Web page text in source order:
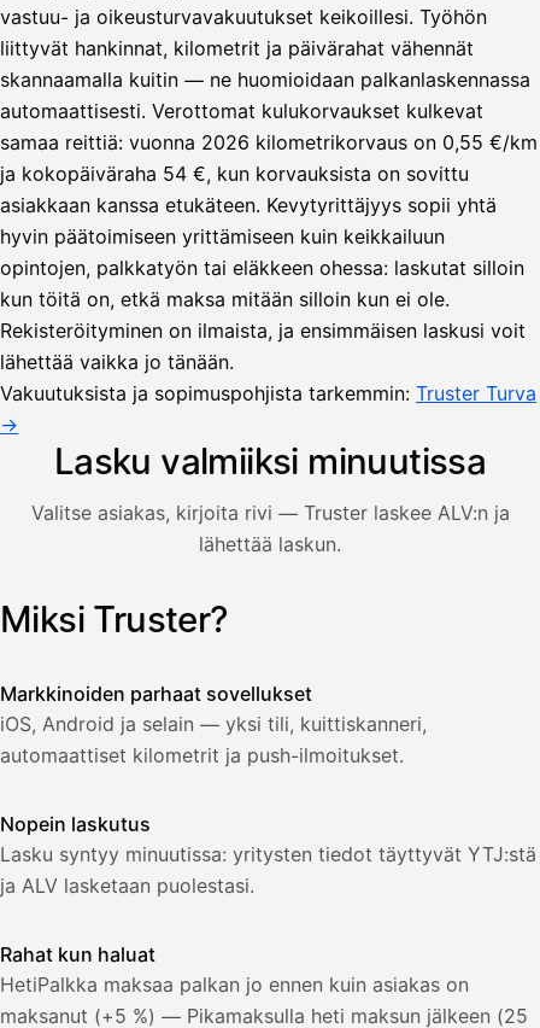
vastuu- ja oikeusturvavakuutukset keikoillesi. Työhön
liittyvät hankinnat, kilometrit ja päivärahat vähennät
skannaamalla kuitin — ne huomioidaan palkanlaskennassa
automaattisesti. Verottomat kulukorvaukset kulkevat
samaa reittiä: vuonna 2026 kilometrikorvaus on 0,55 €/km
ja kokopäiväraha 54 €, kun korvauksista on sovittu
asiakkaan kanssa etukäteen. Kevytyrittäjyys sopii yhtä
hyvin päätoimiseen yrittämiseen kuin keikkailuun
opintojen, palkkatyön tai eläkkeen ohessa: laskutat silloin
kun töitä on, etkä maksa mitään silloin kun ei ole.
Rekisteröityminen on ilmaista, ja ensimmäisen laskusi voit
lähettää vaikka jo tänään.
Vakuutuksista ja sopimuspohjista tarkemmin: Truster Turva
→
Lasku valmiiksi minuutissa
Valitse asiakas, kirjoita rivi — Truster laskee ALV:n ja
lähettää laskun.
Kuvitus: käyttäjä luo laskun Truster-sovelluksessa —
Uusi lasku
Oy
heinäkuu
1
€
25,5
471,75
Lähetä
lasku
Lasku lähetetty
Miksi Truster?
Markkinoiden parhaat sovellukset
iOS, Android ja selain — yksi tili, kuittiskanneri,
automaattiset kilometrit ja push-ilmoitukset.
Nopein laskutus
Lasku syntyy minuutissa: yritysten tiedot täyttyvät YTJ:stä
ja ALV lasketaan puolestasi.
Rahat kun haluat
HetiPalkka maksaa palkan jo ennen kuin asiakas on
maksanut (+5 %) — Pikamaksulla heti maksun jälkeen (25